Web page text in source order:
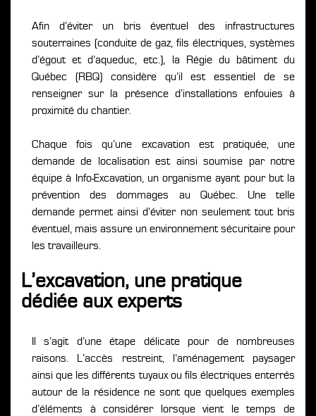
Afin d’éviter un bris éventuel des infrastructures
souterraines (conduite de gaz, fils électriques, systèmes
d’égout et d’aqueduc, etc.), la Régie du bâtiment du
Québec (RBQ) considère qu’il est essentiel de se
renseigner sur la présence d’installations enfouies à
proximité du chantier.
Chaque fois qu’une excavation est pratiquée, une
demande de localisation est ainsi soumise par notre
équipe à Info-Excavation, un organisme ayant pour but la
prévention des dommages au Québec. Une telle
demande permet ainsi d’éviter non seulement tout bris
éventuel, mais assure un environnement sécuritaire pour
les travailleurs.
L’excavation, une pratique
dédiée aux experts
Il s’agit d’une étape délicate pour de nombreuses
raisons. L’accès restreint, l’aménagement paysager
ainsi que les différents tuyaux ou fils électriques enterrés
autour de la résidence ne sont que quelques exemples
d’éléments à considérer lorsque vient le temps de